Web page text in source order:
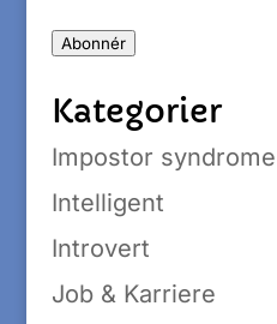
Abonnér
Kategorier
Impostor syndrome
Intelligent
Introvert
Job & Karriere